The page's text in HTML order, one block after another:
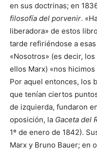
en sus doctrinas; en
filosofía del porvenir.
liberadora» de estos
tarde refiriéndose a
«Nosotros» (es decir,
ellos Marx) «nos
Por aquel entonces, los
que tenían ciertos
de izquierda, fundaron
oposición, la Gaceta del
1º de enero de 1842).
Marx y Bruno Bauer; en